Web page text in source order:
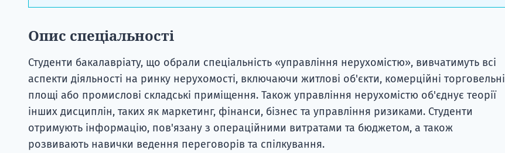
Опис спеціальності
Студенти бакалавріату, що обрали спеціальність «управління нерухомістю», вивчатимуть всі
аспекти діяльності на ринку нерухомості, включаючи житлові об'єкти, комерційні торговельні
площі або промислові складські приміщення. Також управління нерухомістю об'єднує теорії
інших дисциплін, таких як маркетинг, фінанси, бізнес та управління ризиками. Студенти
отримують інформацію, пов'язану з операційними витратами та бюджетом, а також
розвивають навички ведення переговорів та спілкування.